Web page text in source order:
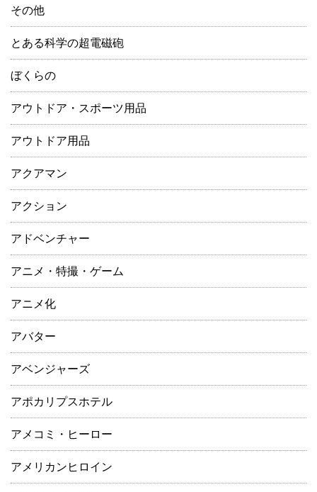
その他
とある科学の超電磁砲
ぼくらの
アウトドア・スポーツ用品
アウトドア用品
アクアマン
アクション
アドベンチャー
アニメ・特撮・ゲーム
アニメ化
アバター
アベンジャーズ
アポカリプスホテル
アメコミ・ヒーロー
アメリカンヒロイン